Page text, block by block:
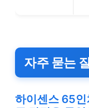
자주 묻는
하이센스 65